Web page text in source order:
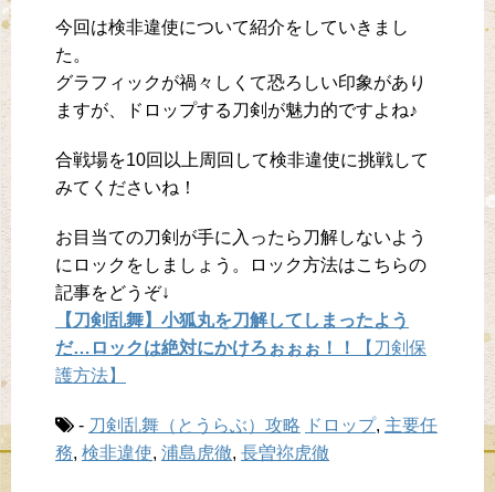
今回は検非違使について紹介をしていきまし
た。
グラフィックが禍々しくて恐ろしい印象があり
ますが、ドロップする刀剣が魅力的ですよね♪
合戦場を10回以上周回して検非違使に挑戦して
みてくださいね！
お目当ての刀剣が手に入ったら刀解しないよう
にロックをしましょう。ロック方法はこちらの
記事をどうぞ↓
【刀剣乱舞】小狐丸を刀解してしまったよう
だ…ロックは絶対にかけろぉぉぉ！！
【刀剣保
護方法】
- 刀剣乱舞（とうらぶ）攻略 ドロップ, 主要任
務, 検非違使, 浦島虎徹, 長曽祢虎徹